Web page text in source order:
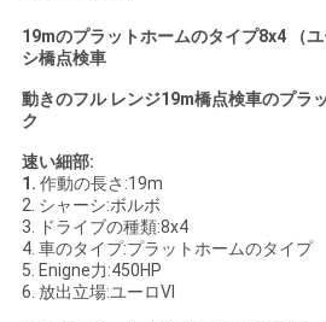
連
絡
し
な
さ
い
19mのプラットホームのタイプ8x4 （
シ橋点検車
動きのフル レンジ19m橋点検車のプラ
ク
速い細部:
1. 作動の長さ:19m
2. シャーシ:ボルボ
3. ドライブの種類:8x4
4. 車のタイプ:プラットホームのタイプ
5. Enigne力:450HP
6. 放出立場:ユーロVI